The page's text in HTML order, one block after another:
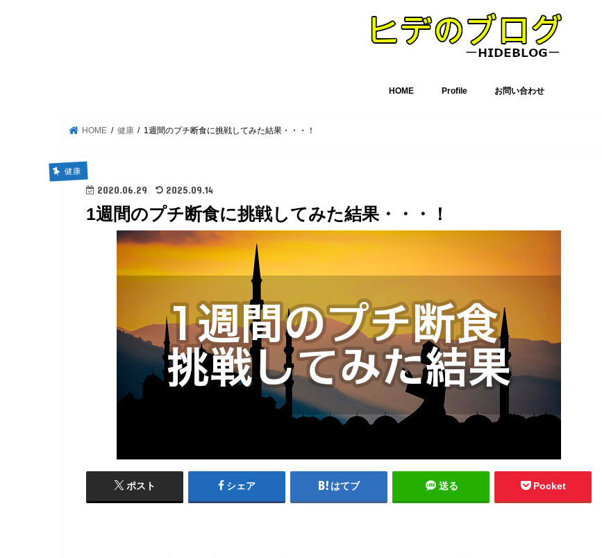
HOME Profile お問い合わせ
HOME 健康 1週間のプチ断食に挑戦してみた結果・・・！
健康
2020.06.29 2025.09.14
1週間のプチ断食に挑戦してみた結果・・・！
ポスト シェア はてブ 送る Pocket